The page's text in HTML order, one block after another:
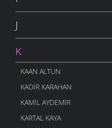
J
K
KAAN ALTUN
KADIR KARAHAN
KAMIL AYDEMIR
KARTAL KAYA